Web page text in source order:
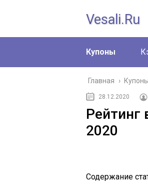
Vesali.ru
Купоны
Главная › Купоны
28.12.2020
Рейтинг
2020
Содержание